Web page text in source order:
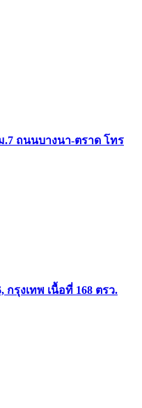
ถนนบางนา-ตราด โทร
กรุงเทพ เนื้อที่ 168 ตรว.